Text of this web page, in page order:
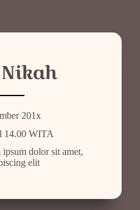
201x
14.00 WITA
ipsum dolor sit amet,
elit